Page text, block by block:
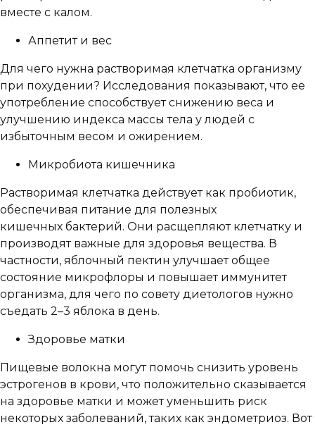
вместе с калом.
Аппетит и вес
Для чего нужна растворимая клетчатка организму
при похудении? Исследования показывают, что ее
употребление способствует снижению веса и
улучшению индекса массы тела у людей с
избыточным весом и ожирением.
Микробиота кишечника
Растворимая клетчатка действует как пробиотик,
обеспечивая питание для полезных
кишечных бактерий. Они расщепляют клетчатку и
производят важные для здоровья вещества. В
частности, яблочный пектин улучшает общее
состояние микрофлоры и повышает иммунитет
организма, для чего по совету диетологов нужно
съедать 2–3 яблока в день.
Здоровье матки
Пищевые волокна могут помочь снизить уровень
эстрогенов в крови, что положительно сказывается
на здоровье матки и может уменьшить риск
некоторых заболеваний, таких как эндометриоз. Вот